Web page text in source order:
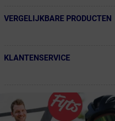
← Terug naar productnavigatie
VERGELIJKBARE PRODUCTEN
← Terug naar productnavigatie
KLANTENSERVICE